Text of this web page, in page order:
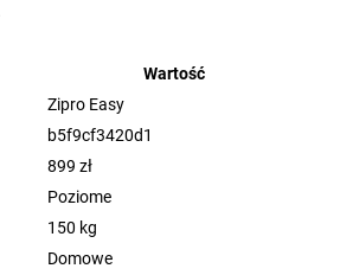
Wartość
Zipro Easy
b5f9cf3420d1
899 zł
Poziome
150 kg
Domowe